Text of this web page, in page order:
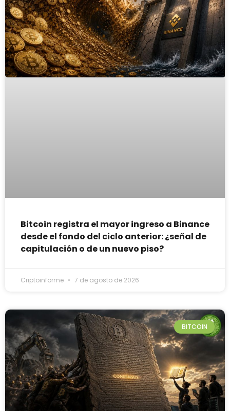
Bitcoin registra el mayor ingreso a Binance
desde el fondo del ciclo anterior: ¿señal de
capitulación o de un nuevo piso?
Criptoinforme 7 de agosto de 2026
BITCOIN